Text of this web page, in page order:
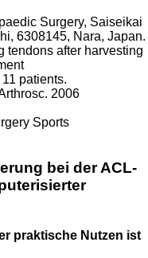
Surgery, Saiseikai
6308145, Nara, Japan.
tendons after harvesting
patients.
2006
Sports
bei der ACL-
praktische Nutzen ist